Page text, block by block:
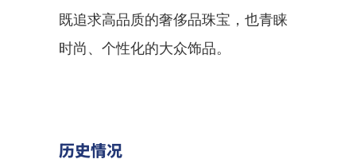
既追求高品质的奢侈品珠宝，也青睐
时尚、个性化的大众饰品。
历史情况